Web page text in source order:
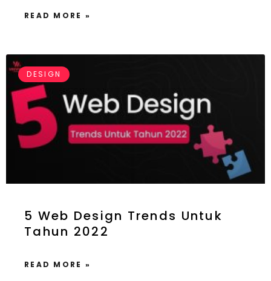
READ MORE »
DESIGN
5 Web Design Trends Untuk
Tahun 2022
READ MORE »